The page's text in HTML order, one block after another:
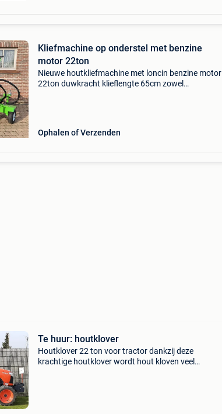
Kliefmachine op onderstel met benzine
motor 22ton
Nieuwe houtkliefmachine met loncin benzine motor
22ton duwkracht klieflengte 65cm zowel
Ophalen of Verzenden
Te huur: houtklover
Houtklover 22 ton voor tractor dankzij deze
krachtige houtklover wordt hout kloven veel